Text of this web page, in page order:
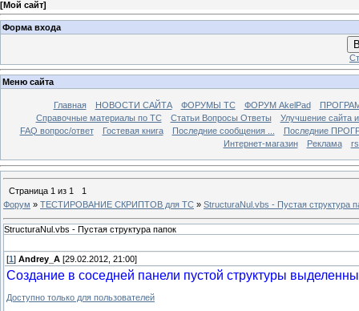
[Мой сайт]
Форма входа
Меню сайта
Главная НОВОСТИ САЙТА ФОРУМЫ TC ФОРУМ AkelPad
Справочные материалы по TС
Статьи Вопросы Ответы
Улучшение сайта
FAQ вопрос/ответ
Гостевая книга Последние сообщения ...
Последние
Интернет-магазин
Реклама
Страница 1 из 1
1
Форум » ТЕСТИРОВАНИЕ СКРИПТОВ для TC » StructuraNul.vbs - Пустая структура
StructuraNul.vbs - Пустая структура папок
[1 ] Andrey_A [29.02.2012, 21:00]
Создание в соседней панели пустой структуры
Доступно только для пользователей